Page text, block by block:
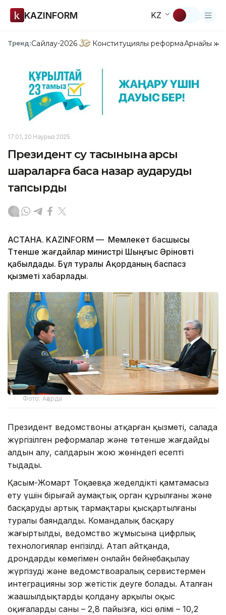
KAZINFORM KZ
Тренд:Сайлау-2026 Конституциялық реформаАрнайы
17:01, 20 Наурыз 2025
Президент су тасқынына қарсы
шараларға баса назар аударуды
тапсырды
АСТАНА. KAZINFORM — Мемлекет басшысы
Төтенше жағдайлар министрі Шыңғыс Әріновті
қабылдады. Бұл туралы Ақорданың баспасөз
қызметі хабарлады.
Фото: Ақорда
Президент ведомствоның атқарған қызметі, салада
жүргізілген реформалар және төтенше жағдайдың
алдын алу, салдарын жою жөніндегі есепті
тыңдады.
Қасым-Жомарт Тоқаевқа жеделдікті қамтамасыз
ету үшін бірыңғай аумақтық орган құрылғаны және
басқарудың артық тармақтары қысқартылғаны
туралы баяндалды. Командалық басқару
жаңғыртылды, ведомство жұмысына цифрлық
технологиялар енгізілді. Атап айтқанда,
дрондардың көмегімен онлайн бейнебақылау
жүргізуді және ведомствоаралық сервистермен
интеграцияны зор жетістік деуге болады. Аталған
жаңашылдықтарды қолдану арқылы оқыс
оқиғалардың саны – 2,8 пайызға, кісі өлімі – 10,2